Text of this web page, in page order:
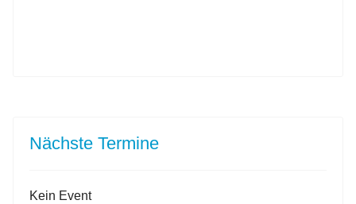
Nächste Termine
Kein Event